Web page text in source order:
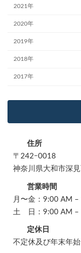
2021年
2020年
2019年
2018年
2017年
住所
〒242ｰ0018
神奈川県大和市深
営業時間
月〜金：9:00 AM –
土 日：9:00 AM –
定休日
不定休及び年末年